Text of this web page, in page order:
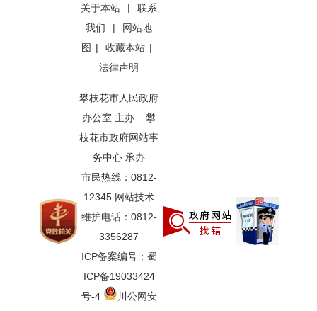
关于本站 |
联系
我们
|
网站地
图 | 收藏本站 |
法律声明
攀枝花市人民政府
办公室 主办 攀
枝花市政府网站事
务中心 承办
市民热线：0812-
12345 网站技术
维护电话：0812-
3356287
ICP备案编号：蜀
ICP备19033424
号-4
川公网安